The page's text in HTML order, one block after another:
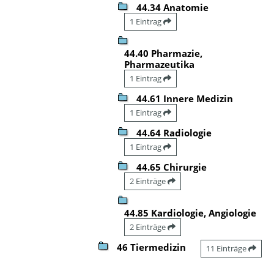
44.34 Anatomie
1 Eintrag
44.40 Pharmazie,
Pharmazeutika
1 Eintrag
44.61 Innere Medizin
1 Eintrag
44.64 Radiologie
1 Eintrag
44.65 Chirurgie
2 Einträge
44.85 Kardiologie, Angiologie
2 Einträge
46 Tiermedizin 11 Einträge